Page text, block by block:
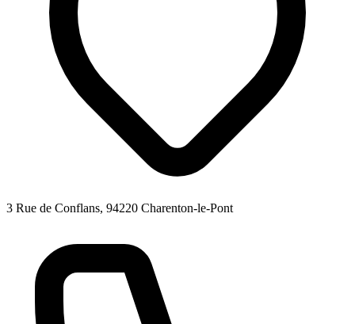
3 Rue de Conflans, 94220 Charenton-le-Pont